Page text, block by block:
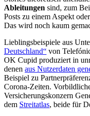
Ableitungen sind, zum
Posts zu einem Aspekt
Das wird noch kaum
Lieblingsbeispiele aus
Deutschland“ von
OK Cupid produziert in
denen aus Nutzerdaten
Beispiel zu
Corona-Zeiten.
Versicherungskonzern
dem Streitatlas, beide für